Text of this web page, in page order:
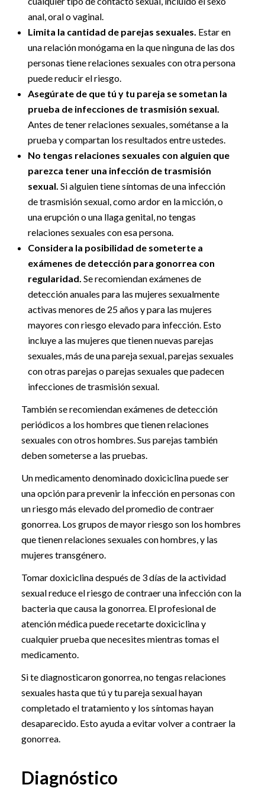
anal, oral o vaginal.
Limita la cantidad de parejas sexuales. Estar en
una relación monógama en la que ninguna de las dos
personas tiene relaciones sexuales con otra persona
puede reducir el riesgo.
Asegúrate de que tú y tu pareja se sometan la
prueba de infecciones de trasmisión sexual.
Antes de tener relaciones sexuales, sométanse a la
prueba y compartan los resultados entre ustedes.
No tengas relaciones sexuales con alguien que
parezca tener una infección de trasmisión
sexual. Si alguien tiene síntomas de una infección
de trasmisión sexual, como ardor en la micción, o
una erupción o una llaga genital, no tengas
relaciones sexuales con esa persona.
Considera la posibilidad de someterte a
exámenes de detección para gonorrea con
regularidad. Se recomiendan exámenes de
detección anuales para las mujeres sexualmente
activas menores de 25 años y para las mujeres
mayores con riesgo elevado para infección. Esto
incluye a las mujeres que tienen nuevas parejas
sexuales, más de una pareja sexual, parejas sexuales
con otras parejas o parejas sexuales que padecen
infecciones de trasmisión sexual.
También se recomiendan exámenes de detección
periódicos a los hombres que tienen relaciones
sexuales con otros hombres. Sus parejas también
deben someterse a las pruebas.
Un medicamento denominado doxiciclina puede ser
una opción para prevenir la infección en personas con
un riesgo más elevado del promedio de contraer
gonorrea. Los grupos de mayor riesgo son los hombres
que tienen relaciones sexuales con hombres, y las
mujeres transgénero.
Tomar doxiciclina después de 3 días de la actividad
sexual reduce el riesgo de contraer una infección con la
bacteria que causa la gonorrea. El profesional de
atención médica puede recetarte doxiciclina y
cualquier prueba que necesites mientras tomas el
medicamento.
Si te diagnosticaron gonorrea, no tengas relaciones
sexuales hasta que tú y tu pareja sexual hayan
completado el tratamiento y los síntomas hayan
desaparecido. Esto ayuda a evitar volver a contraer la
gonorrea.
Diagnóstico